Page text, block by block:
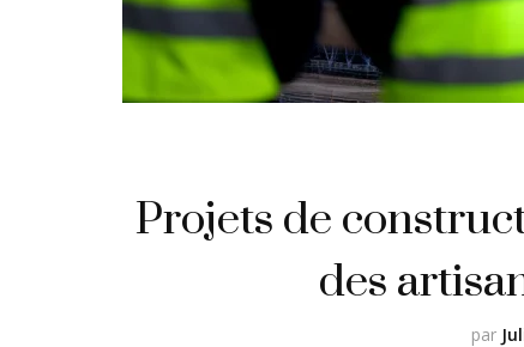
Projets de
des par